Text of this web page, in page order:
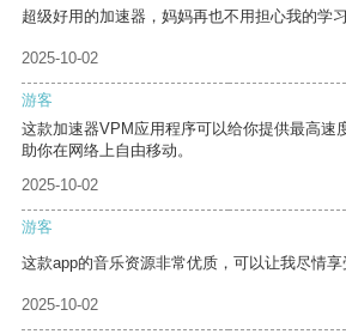
超级好用的加速器，妈妈再也不用担心我的学
2025-10-02
游客
这款加速器VPM应用程序可以给你提供最高速
助你在网络上自由移动。
2025-10-02
游客
这款app的音乐资源非常优质，可以让我尽情享
2025-10-02